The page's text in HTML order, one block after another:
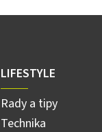
LIFESTYLE
Rady a tipy
Technika